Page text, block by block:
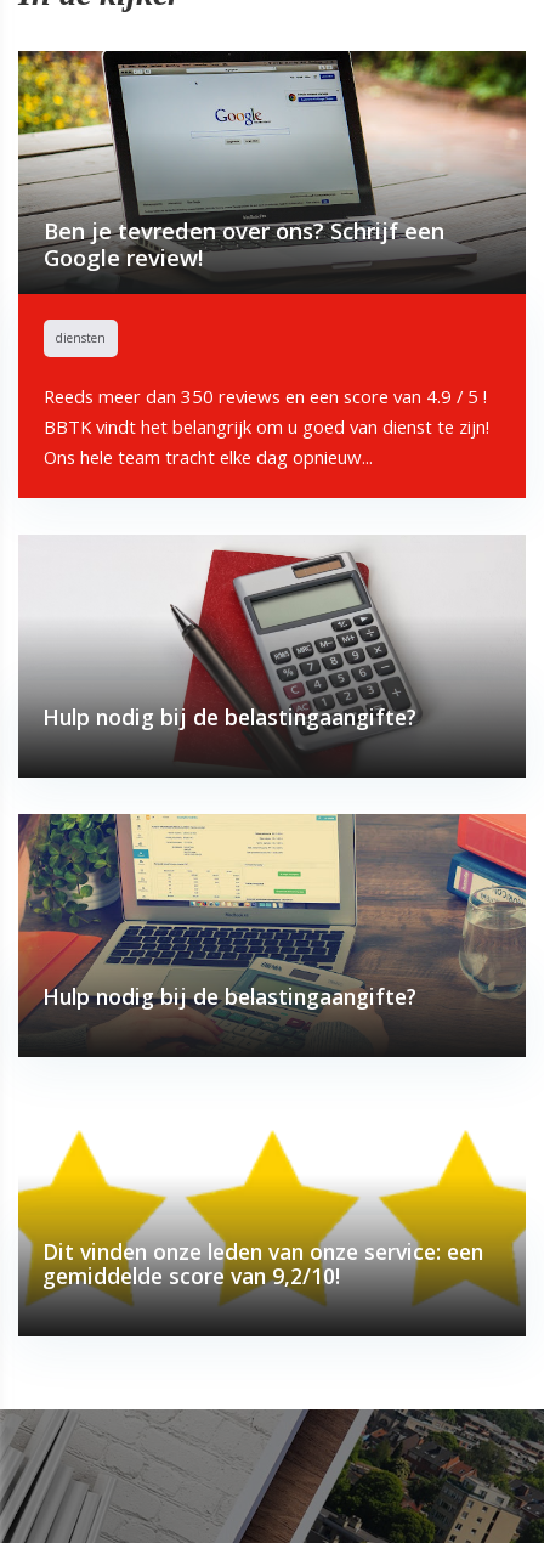
diensten
Ben je tevreden over ons? Schrijf een
Google review!
Reeds meer dan 350 reviews en een score van 4.9 / 5 !
BBTK vindt het belangrijk om u goed van dienst te zijn!
Ons hele team tracht elke dag opnieuw...
Hulp nodig bij de belastingaangifte?
Hulp nodig bij de belastingaangifte?
Dit vinden onze leden van onze service: een
gemiddelde score van 9,2/10!